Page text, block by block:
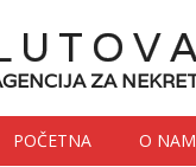
ZA
Main
to content
POČETNA O